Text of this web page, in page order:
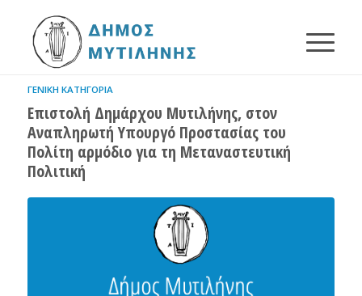
ΓΕΝΙΚΉ ΚΑΤΗΓΟΡΊΑ
Επιστολή Δημάρχου Μυτιλήνης, στον
Αναπληρωτή Υπουργό Προστασίας του
Πολίτη αρμόδιο για τη Μεταναστευτική
Πολιτική